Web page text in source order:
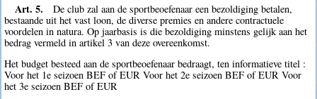
Art. 5.
De club zal aan de sportbeoefenaar een bezoldiging betalen,
bestaande uit het vast loon, de diverse premies en andere contractuele
voordelen in natura. Op jaarbasis is die bezoldiging minstens gelijk aan het
bedrag vermeld in artikel 3 van deze overeenkomst.
Het budget besteed aan de sportbeoefenaar bedraagt, ten informatieve titel :
Voor het 1e seizoen BEF of EUR Voor het 2e seizoen BEF of EUR Voor
het 3e seizoen BEF of EUR